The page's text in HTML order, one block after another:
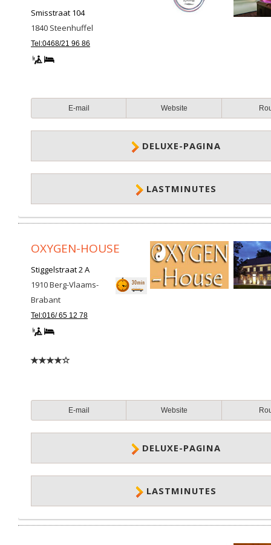
Smisstraat 104
1840 Steenhuffel
Tel:0468/21 96 86
E-mail Website
DELUXE-PAGINA
LASTMINUTES
OXYGEN-HOUSE
Stiggelstraat 2 A
1910Berg-Vlaams-
Brabant
Tel:016/ 65 12 78
E-mail Website
DELUXE-PAGINA
LASTMINUTES